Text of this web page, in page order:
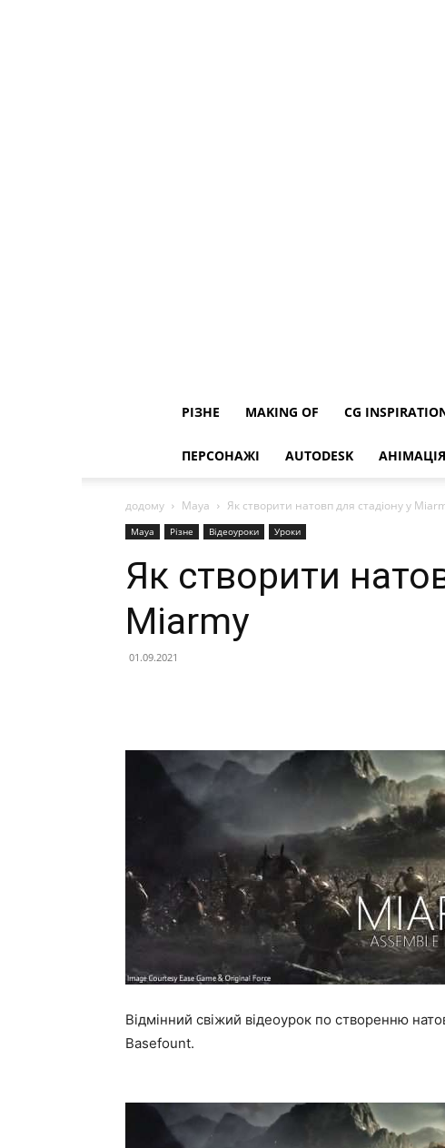
РІЗНЕ MAKING OF CG
ПЕРСОНАЖІ AUTODESK АНІМАЦІЯ
додому Maya Як створити натовп для стадіону у
Maya Різне Відеоуроки Уроки
Як створити
Miarmy
01.09.2021
Відмінний свіжий відеоурок по створенню
Basefount.